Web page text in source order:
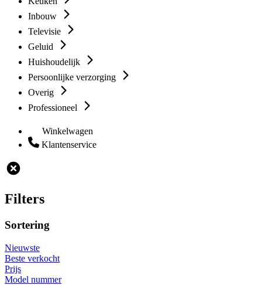
Inbouw
Televisie
Geluid
Huishoudelijk
Persoonlijke verzorging
Overig
Professioneel
Winkelwagen
Klantenservice
Filters
Sortering
Nieuwste
Beste verkocht
Prijs
Model nummer